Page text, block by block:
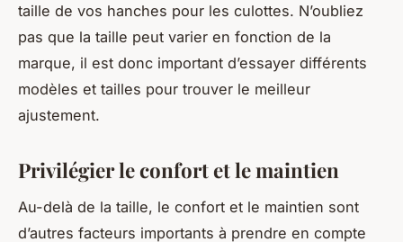
taille de vos hanches pour les culottes. N’oubliez
pas que la taille peut varier en fonction de la
marque, il est donc important d’essayer différents
modèles et tailles pour trouver le meilleur
ajustement.
Privilégier le confort et le maintien
Au-delà de la taille, le confort et le maintien sont
d’autres facteurs importants à prendre en compte